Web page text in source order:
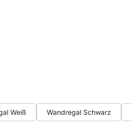
Weiß Wandregal Schwarz